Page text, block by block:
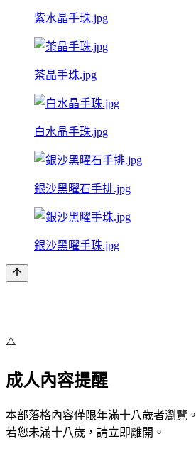
紫水晶手珠.jpg
茶晶手珠.jpg
白水晶手珠.jpg
銀沙黑曜石手排.jpg
銀沙黑曜手珠.jpg
⚠️
成人內容提醒
本部落格內容僅限年滿十八歲者瀏覽。
若您未滿十八歲，請立即離開。